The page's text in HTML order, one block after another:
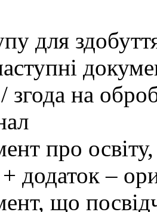
для
згода на
про освіту,
додаток –
що